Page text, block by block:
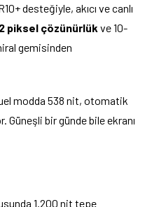
desteğiyle, akıcı ve canlı
piksel çözünürlük ve 10-
gemisinden
modda 538 nit, otomatik
Güneşli bir günde bile ekranı
1.200 nit tepe